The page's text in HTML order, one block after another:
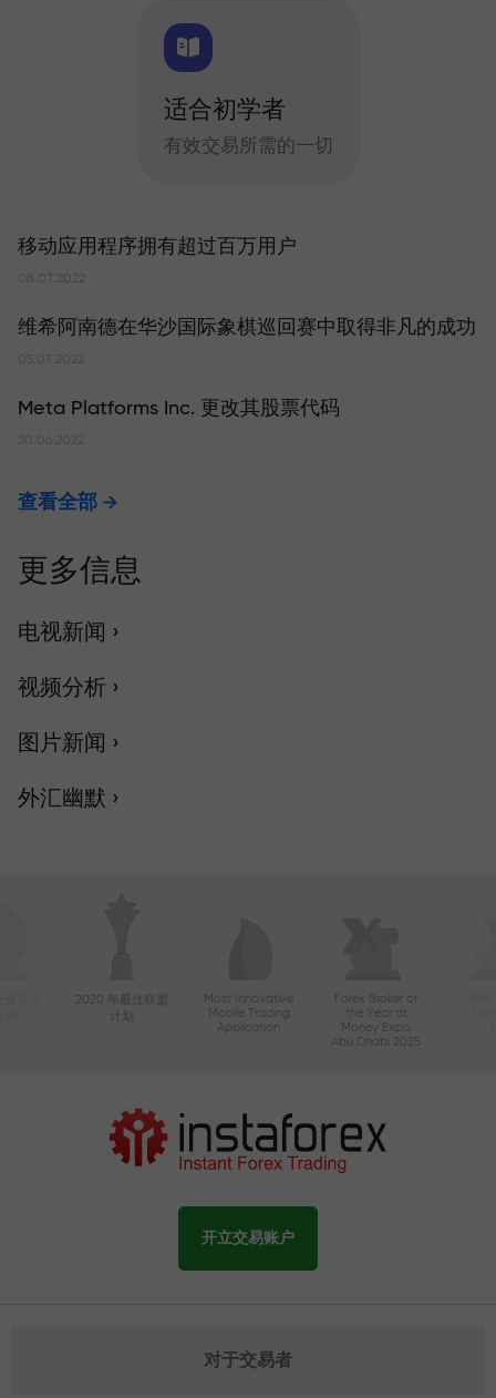
适合初学者
有效交易所需的一切
移动应用程序拥有超过百万用户
08.07.2022
维希阿南德在华沙国际象棋巡回赛中取得非凡的成功
Meta Platforms Inc. 更改其股票代码
30.06.2022
查看全部
更多信息
电视新闻 ›
视频分析 ›
图片新闻 ›
外汇幽默 ›
2020 年最佳联盟
Most Innovative
Mobile Trading
Application
Forex Broker of
the Year at
Money Expo
Abu Dhabi 2025
开立交易账户
对于交易者